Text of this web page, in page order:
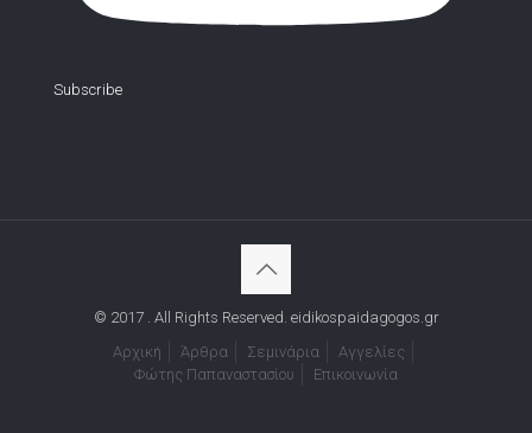
Subscribe
© 2017 . All Rights Reserved. eidikospaidagogos.gr
Αρχική
Άρθρα Σεμινάρια
Αγγελίες
Φώτης Παπαναστασίου
Επικοινωνία